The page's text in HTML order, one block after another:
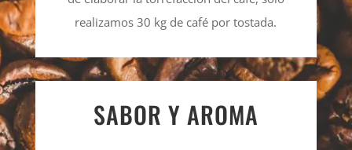
realizamos 30 kg de café por tostada.
SABOR Y AROMA